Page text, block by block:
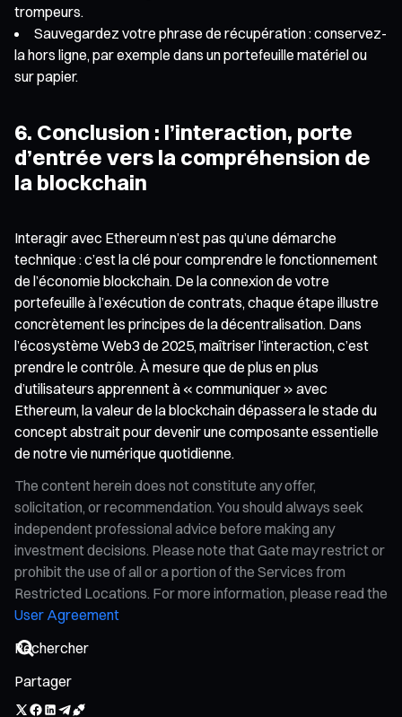
trompeurs.
Sauvegardez votre phrase de récupération : conservez-
la hors ligne, par exemple dans un portefeuille matériel ou
sur papier.
6. Conclusion : l’interaction, porte
d’entrée vers la compréhension de
la blockchain
Interagir avec Ethereum n’est pas qu’une démarche
technique : c’est la clé pour comprendre le fonctionnement
de l’économie blockchain. De la connexion de votre
portefeuille à l’exécution de contrats, chaque étape illustre
concrètement les principes de la décentralisation. Dans
l’écosystème Web3 de 2025, maîtriser l’interaction, c’est
prendre le contrôle. À mesure que de plus en plus
d’utilisateurs apprennent à « communiquer » avec
Ethereum, la valeur de la blockchain dépassera le stade du
concept abstrait pour devenir une composante essentielle
de notre vie numérique quotidienne.
The content herein does not constitute any offer,
solicitation, or recommendation. You should always seek
independent professional advice before making any
investment decisions. Please note that Gate may restrict or
prohibit the use of all or a portion of the Services from
Restricted Locations. For more information, please read the
User Agreement
Partager